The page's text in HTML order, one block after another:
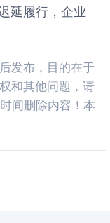
延履行，企业
发布，目的在于
和其他问题，请
间删除内容！本